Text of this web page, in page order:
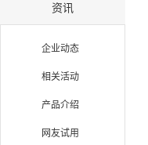
资讯
企业动态
相关活动
产品介绍
网友试用